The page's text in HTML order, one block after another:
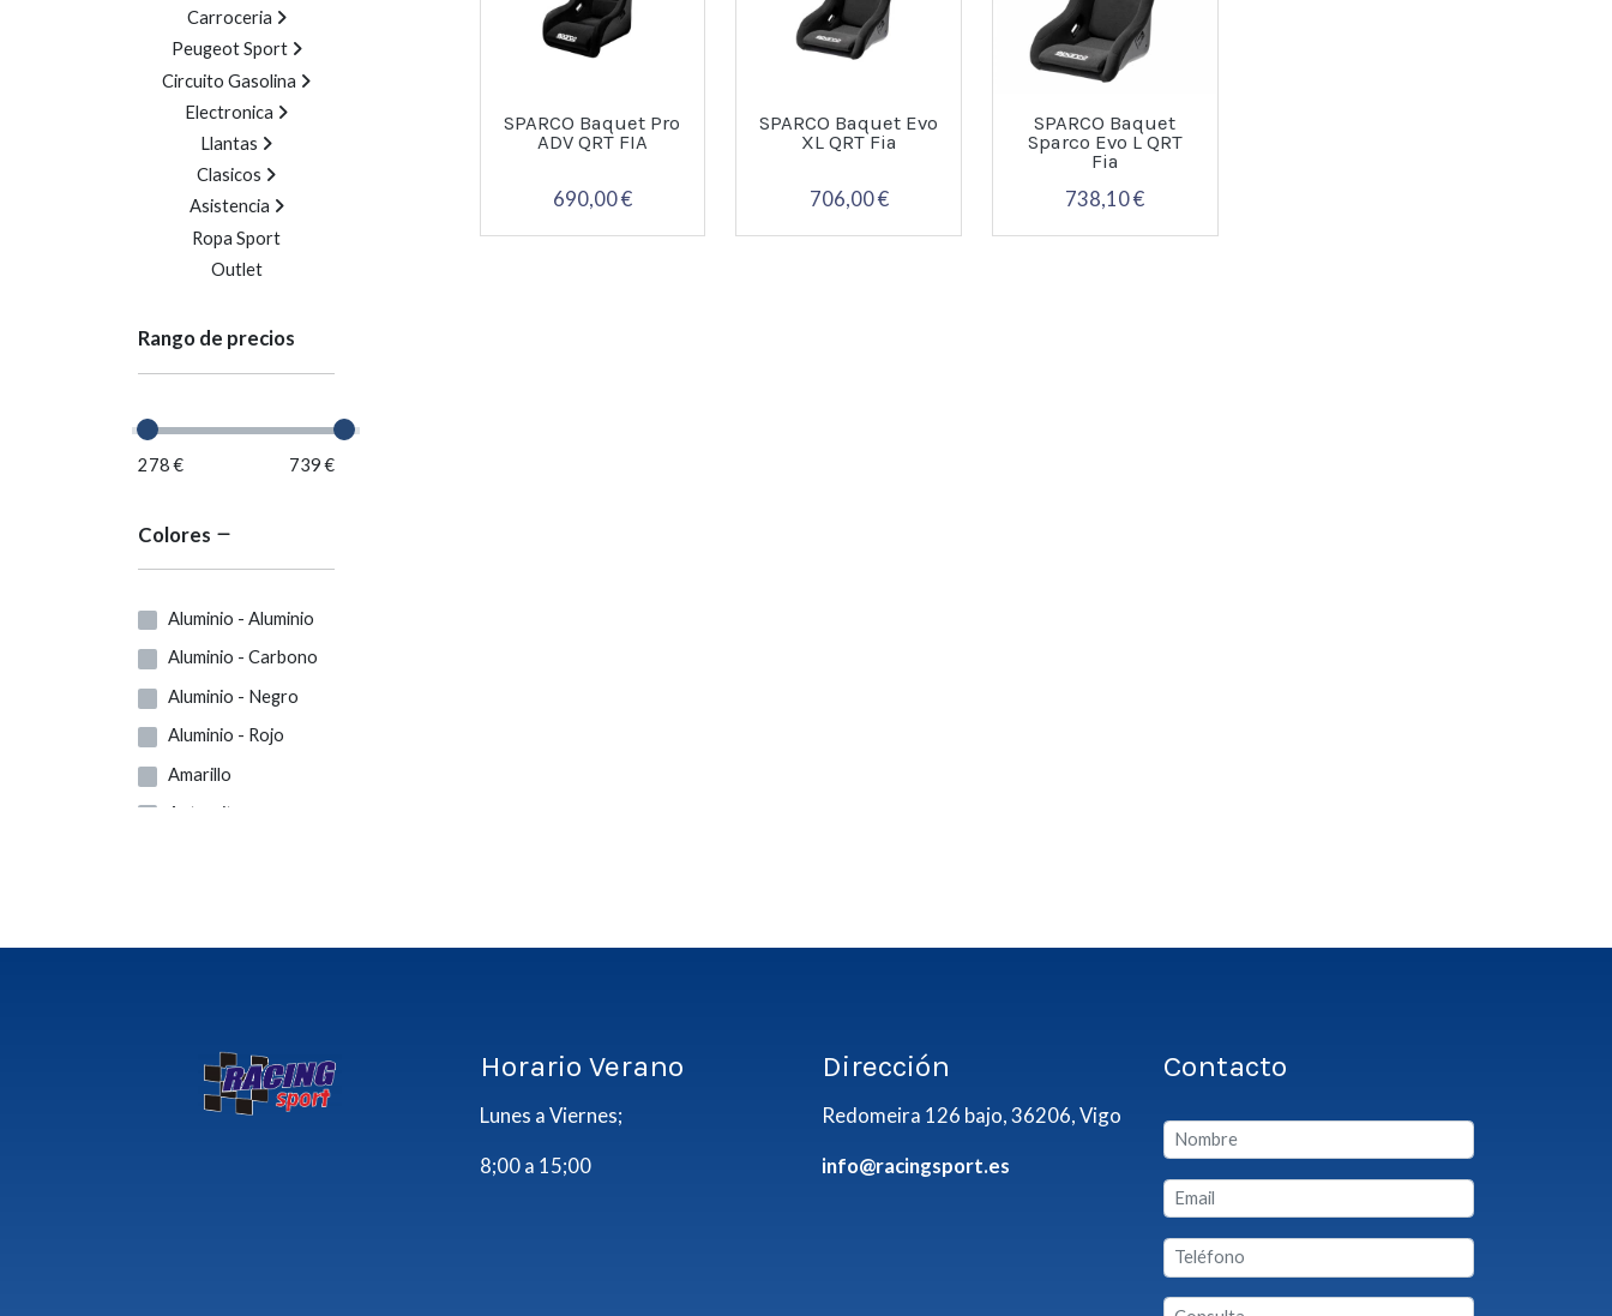
Carroceria
Peugeot Sport
Circuito Gasolina
Electronica
Llantas
Clasicos
Asistencia
Ropa Sport
Outlet
Rango de precios
278 € 739 €
Colores
Aluminio - Aluminio
Aluminio - Carbono
Aluminio - Negro
Aluminio - Rojo
Amarillo
Antracita
Blanco-gris
Blanco-negro
SPARCO Baquet Pro
ADV QRT FIA
690,00 €
SPARCO Baquet Evo
XL QRT Fia
706,00 €
SPARCO Baquet
Sparco Evo L QRT
Fia
738,10 €
Horario Verano
Lunes a Viernes;
8;00 a 15;00
Dirección
Redomeira 126 bajo, 36206, Vigo
info@racingsport.es
Contacto